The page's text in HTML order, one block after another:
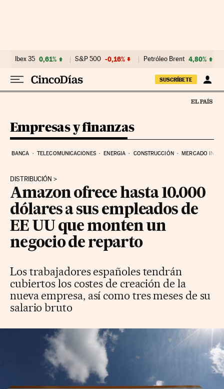
Ibex 35 0,61% S&P 500 -0,16% Petróleo Brent 4,80%
SUSCRÍBETE
Empresas y finanzas
BANCA TELECOMUNICACIONES ENERGIA CONSTRUCCIÓN MERCADO
DISTRIBUCIÓN
Amazon ofrece hasta 10.000
dólares a sus empleados de
EE UU que monten un
negocio de reparto
Los trabajadores españoles tendrán
cubiertos los costes de creación de la
nueva empresa, así como tres meses de su
salario bruto